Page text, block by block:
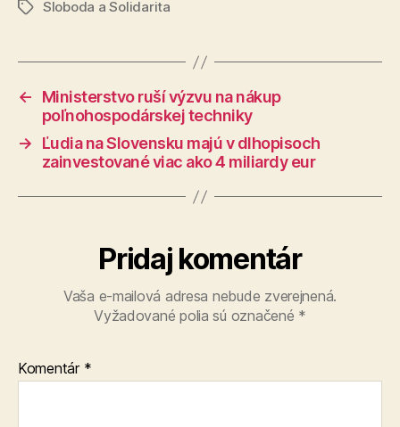
ZnačkySloboda a Solidarita
←
Ministerstvo ruší výzvu na nákup
poľnohospodárskej techniky
→
Ľudia na Slovensku majú v dlhopisoch
zainvestované viac ako 4 miliardy eur
Pridaj komentár
Vaša e-mailová adresa nebude zverejnená.
Vyžadované polia sú označené *
Komentár *